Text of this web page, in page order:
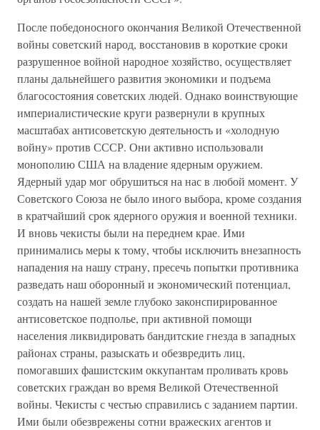
После победоносного окончания Великой Отечественной
войны советский народ, восстановив в короткие сроки
разрушенное войной народное хозяйство, осуществляет
планы дальнейшего развития экономики и подъема
благосостояния советских людей. Однако воинствующие
империалистические круги развернули в крупных
масштабах антисоветскую деятельность и «холодную
войну» против СССР. Они активно использовали
монополию США на владение ядерным оружием.
Ядерный удар мог обрушиться на нас в любой момент. У
Советского Союза не было иного выбора, кроме создания
в кратчайший срок ядерного оружия и военной техники.
И вновь чекисты были на переднем крае. Ими
принимались меры к тому, чтобы исключить внезапность
нападения на нашу страну, пресечь попытки противника
разведать наш оборонный и экономический потенциал,
создать на нашей земле глубоко законспирированное
антисоветское подполье, при активной помощи
населения ликвидировать бандитские гнезда в западных
районах страны, разыскать и обезвредить лиц,
помогавших фашистским оккупантам проливать кровь
советских граждан во время Великой Отечественной
войны. Чекисты с честью справились с заданием партии.
Ими были обезврежены сотни вражеских агентов и